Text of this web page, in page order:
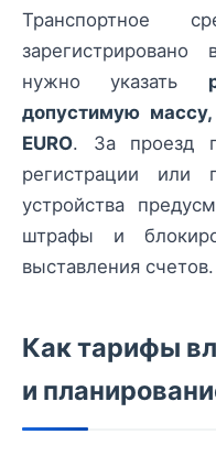
Транспортное
нужно указать
допустимую
EURO. За проезд
регистрации или
устройства
штрафы и
выставления счетов.
Как тарифы
и